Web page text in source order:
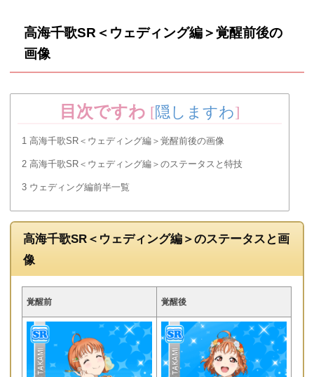
高海千歌SR＜ウェディング編＞覚醒前後の
画像
目次ですわ [隠しますわ]
1 高海千歌SR＜ウェディング編＞覚醒前後の画像
2 高海千歌SR＜ウェディング編＞のステータスと特技
3 ウェディング編前半一覧
高海千歌SR＜ウェディング編＞のステータスと画
像
覚醒前 覚醒後